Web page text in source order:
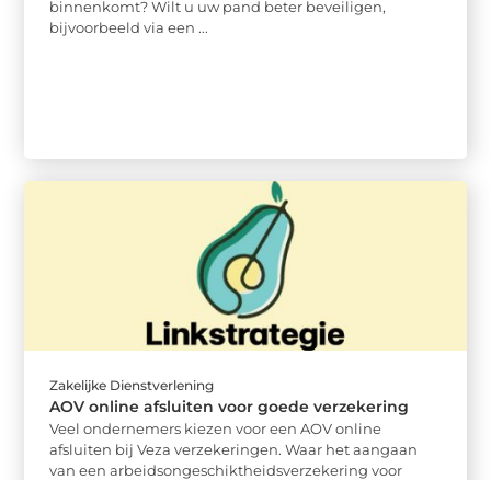
binnenkomt? Wilt u uw pand beter beveiligen,
bijvoorbeeld via een ...
Zakelijke Dienstverlening
AOV online afsluiten voor goede verzekering
Veel ondernemers kiezen voor een AOV online
afsluiten bij Veza verzekeringen. Waar het aangaan
van een arbeidsongeschiktheidsverzekering voor